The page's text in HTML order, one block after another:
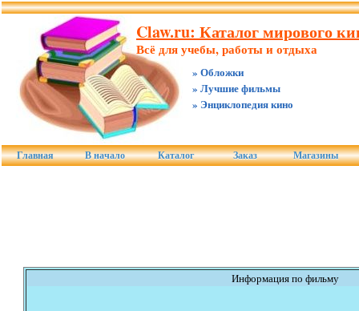
Claw.ru: Каталог мирового
Всё для учебы, работы и отдыха
» Обложки
» Лучшие фильмы
» Энциклопедия кино
Главная В начало Каталог Заказ Магазины
Информация по фильму